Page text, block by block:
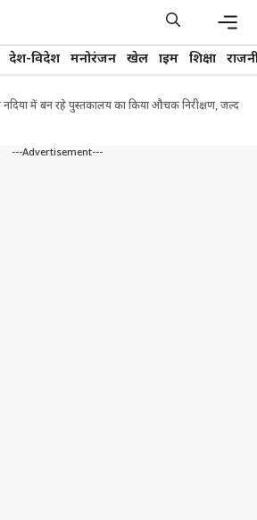
देश-विदेश मनोरंजन खेल क्राइम शिक्षा
नदिया में बन रहे पुस्तकालय का किया औचक निरीक्षण, जल्द
---Advertisement---